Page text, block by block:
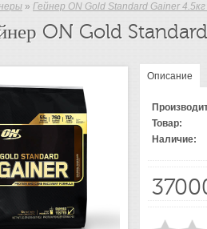
» Гейнер ON Gold Standard Gainer
ON Gold
Описание
Товар:
Наличие: